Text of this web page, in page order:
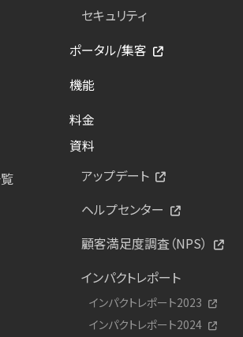
セキュリティ
ポータル/集客
機能
料金
資料
アップデート
ヘルプセンター
顧客満足度調査（NPS）
インパクトレポート
インパクトレポート2023
インパクトレポート2024